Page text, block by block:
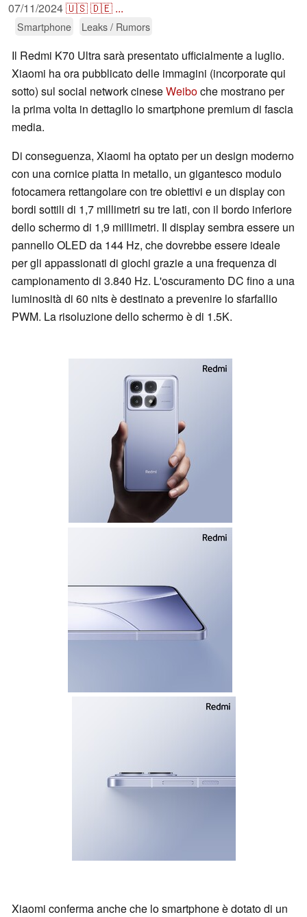
07/11/2024🇺🇸🇩🇪 ...
Smartphone Leaks / Rumors
Il Redmi K70 Ultra sarà presentato ufficialmente a luglio.
Xiaomi ha ora pubblicato delle immagini (incorporate qui
sotto) sul social network cineseWeiboche mostrano per
la prima volta in dettaglio lo smartphone premium di fascia
media.
Di conseguenza, Xiaomi ha optato per un design moderno
con una cornice piatta in metallo, un gigantesco modulo
fotocamera rettangolare con tre obiettivi e un display con
bordi sottili di 1,7 millimetri su tre lati, con il bordo inferiore
dello schermo di 1,9 millimetri. Il display sembra essere un
pannello OLED da 144 Hz, che dovrebbe essere ideale
per gli appassionati di giochi grazie a una frequenza di
campionamento di 3.840 Hz. L'oscuramento DC fino a una
luminosità di 60 nits è destinato a prevenire lo sfarfallio
PWM. La risoluzione dello schermo è di 1.5K.
Xiaomi conferma anche che lo smartphone è dotato di un